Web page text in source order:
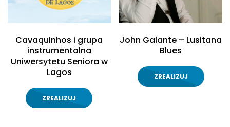
Cavaquinhos i grupa
instrumentalna
Uniwersytetu Seniora w
Lagos
ZREALIZUJ
John Galante – Lusitana
Blues
ZREALIZUJ